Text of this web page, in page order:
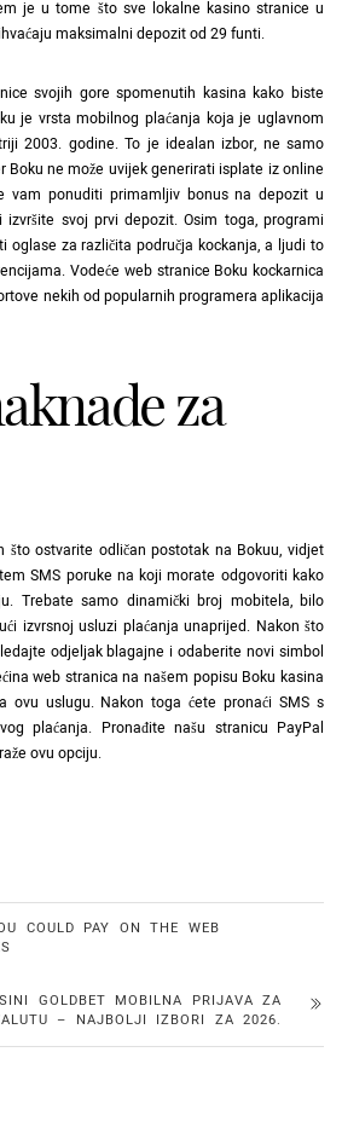
je u tome što sve lokalne kasino stranice u
maksimalni depozit od 29 funti.
svojih gore spomenutih kasina kako biste
je vrsta mobilnog plaćanja koja je uglavnom
2003. godine. To je idealan izbor, ne samo
Boku ne može uvijek generirati isplate iz online
vam ponuditi primamljiv bonus na depozit u
svoj prvi depozit. Osim toga, programi
​​​​oglase za različita područja kockanja, a ljudi to
Vodeće web stranice Boku kockarnica
nekih od popularnih programera aplikacija
za
što ostvarite odličan postotak na Bokuu, vidjet
SMS poruke na koji morate odgovoriti kako
Trebate samo dinamički broj mobitela, bilo
izvrsnoj usluzi plaćanja unaprijed. Nakon što
odjeljak blagajne i odaberite novi simbol
web stranica na našem popisu Boku kasina
ovu uslugu. Nakon toga ćete pronaći SMS s
plaćanja. Pronađite našu stranicu PayPal
ovu opciju.
COULD PAY ON THE WEB
GOLDBET MOBILNA PRIJAVA ZA
– NAJBOLJI IZBORI ZA 2026.